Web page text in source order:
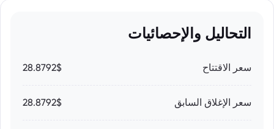
التحاليل والإحصائيات
سعر الاقتتاح 28.8792$
سعر الإغلاق السابق 28.8792$